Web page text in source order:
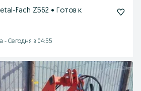
Fach Z562 • Готов к
- Сегодня в 04:55